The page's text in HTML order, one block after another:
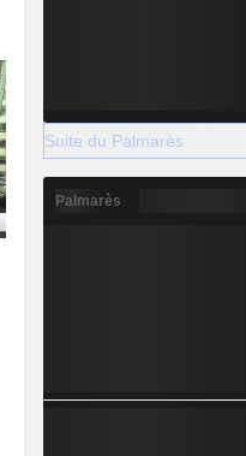
Suite du Palmarès
Palmarès